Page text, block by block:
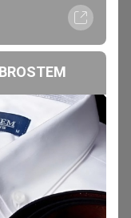
2 081р
Карамель с
1000г, Зерно